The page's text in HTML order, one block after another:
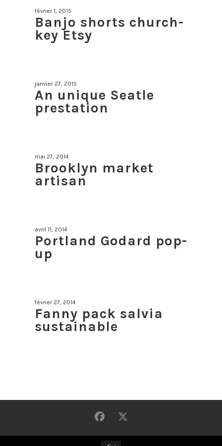
février 1, 2015
Banjo shorts church-
key Etsy
janvier 27, 2015
An unique Seatle
prestation
mai 27, 2014
Brooklyn market
artisan
avril 11, 2014
Portland Godard pop-
up
février 27, 2014
Fanny pack salvia
sustainable